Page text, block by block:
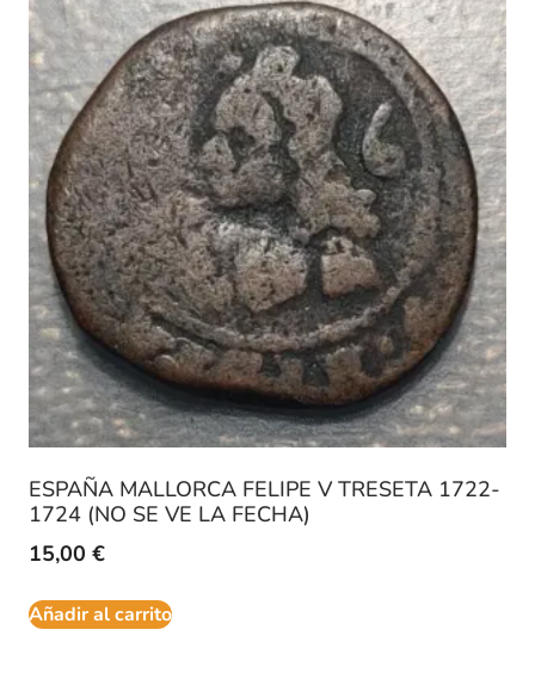
ESPAÑA MALLORCA FELIPE V TRESETA 1722-
1724 (NO SE VE LA FECHA)
15,00 €
Añadir al carrito